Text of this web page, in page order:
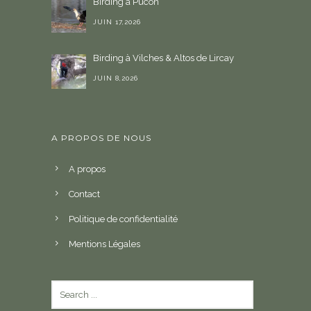
JUIN 17,2026
Birding à Vilches & Altos de Lircay
JUIN 8,2026
A PROPOS DE NOUS
A propos
Contact
Politique de confidentialité
Mentions Légales